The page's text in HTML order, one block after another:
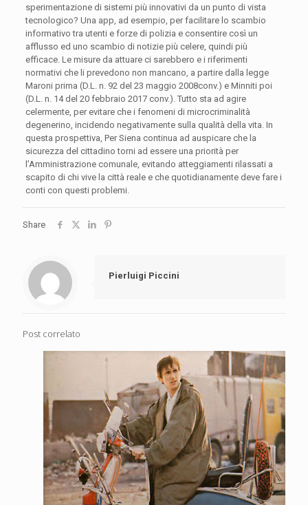
sperimentazione di sistemi più innovativi da un punto di vista
tecnologico? Una app, ad esempio, per facilitare lo scambio
informativo tra utenti e forze di polizia e consentire così un
afflusso ed uno scambio di notizie più celere, quindi più
efficace. Le misure da attuare ci sarebbero e i riferimenti
normativi che li prevedono non mancano, a partire dalla legge
Maroni prima (D.L. n. 92 del 23 maggio 2008conv.) e Minniti poi
(D.L. n. 14 del 20 febbraio 2017 conv.). Tutto sta ad agire
celermente, per evitare che i fenomeni di microcriminalità
degenerino, incidendo negativamente sulla qualità della vita. In
questa prospettiva, Per Siena continua ad auspicare che la
sicurezza del cittadino torni ad essere una priorità per
l’Amministrazione comunale, evitando atteggiamenti rilassati a
scapito di chi vive la città reale e che quotidianamente deve fare i
conti con questi problemi.
Share
Pierluigi Piccini
Post correlato